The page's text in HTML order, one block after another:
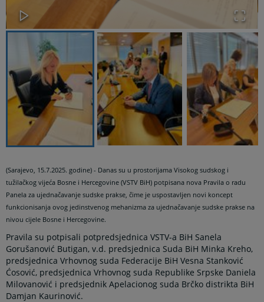
(Sarajevo, 15.7.2025. godine) - Danas su u prostorijama Visokog sudskog i
tužilačkog vijeća Bosne i Hercegovine (VSTV BiH) potpisana nova Pravila o radu
Panela za ujednačavanje sudske prakse, čime je uspostavljen novi koncept
funkcionisanja ovog jedinstvenog mehanizma za ujednačavanje sudske prakse na
nivou cijele Bosne i Hercegovine.
Pravila su potpisali potpredsjednica VSTV-a BiH Sanela
Gorušanović Butigan, v.d. predsjednica Suda BiH Minka Kreho,
predsjednica Vrhovnog suda Federacije BiH Vesna Stanković
Ćosović, predsjednica Vrhovnog suda Republike Srpske Daniela
Milovanović i predsjednik Apelacionog suda Brčko distrikta BiH
Damjan Kaurinović.